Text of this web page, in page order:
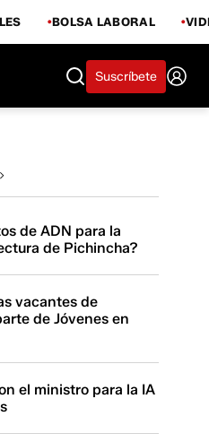
BOLSA LABORAL
Suscríbete
de ADN para la
de Pichincha?
vacantes de
de Jóvenes en
el ministro para la IA